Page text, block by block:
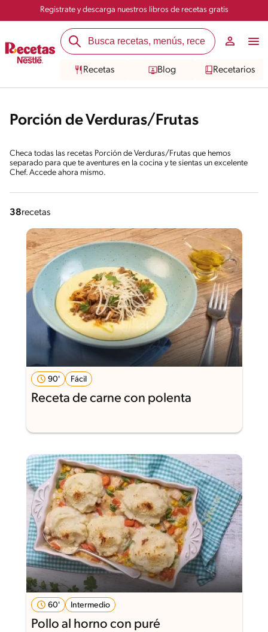
Registrate y descarga nuestros libros de recetas gratis
Recetas Blog Recetarios
Porción de Verduras/Frutas
Checa todas las recetas Porción de Verduras/Frutas que hemos
separado para que te aventures en la cocina y te sientas un excelente
Chef. Accede ahora mismo.
38recetas
90' Fácil
Receta de carne con polenta
60' Intermedio
Pollo al horno con puré